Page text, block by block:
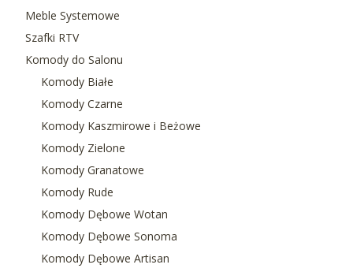
Meble Systemowe
Szafki RTV
Komody do Salonu
Komody Białe
Komody Czarne
Komody Kaszmirowe i Beżowe
Komody Zielone
Komody Granatowe
Komody Rude
Komody Dębowe Wotan
Komody Dębowe Sonoma
Komody Dębowe Artisan